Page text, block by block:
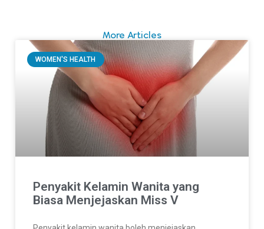
More Articles
WOMEN'S HEALTH
Penyakit Kelamin Wanita yang
Biasa Menjejaskan Miss V